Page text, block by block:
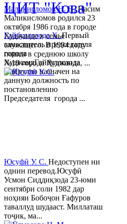
Гайбуллозода Х.Первый
заместитель председателя
города
ХуджандГайбуллозода
Хайрулло назначен на
данную должность по
постановлению
Председателя города ...
Маликисломов Н. Н.Насим
Маликисломов родился 23
октября 1986 года в городе
Худжанде в семье
служащего. В 1994 году
пошел в среднюю школу
№18 города Худжанда, ...
Юсуфӣ У. C. Недоступен ни
однин перевод.Юсуфӣ
Усмон Сиддиқзода 23-юми
сентябри соли 1982 дар
ноҳияи Бобоҷон Ғафуров
таваллуд шудааст. Миллаташ
тоҷик, ма...
ЦИТ "Кова"